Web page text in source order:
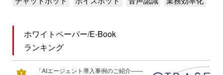
ホワイトペーパー/E-Book
ランキング
「AIエージェント導入事例のご紹介――